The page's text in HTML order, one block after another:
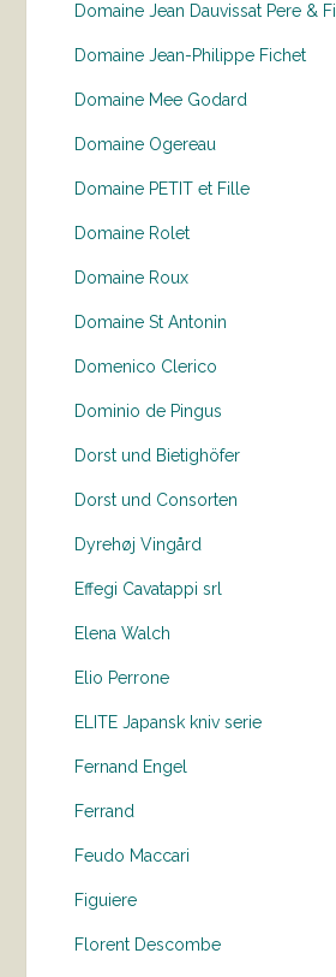
Domaine Jean Dauvissat Pere &
Domaine Jean-Philippe Fichet
Domaine Mee Godard
Domaine Ogereau
Domaine PETIT et Fille
Domaine Rolet
Domaine Roux
Domaine St Antonin
Domenico Clerico
Dominio de Pingus
Dorst und Bietighöfer
Dorst und Consorten
Dyrehøj Vingård
Effegi Cavatappi srl
Elena Walch
Elio Perrone
ELITE Japansk kniv serie
Fernand Engel
Ferrand
Feudo Maccari
Figuiere
Florent Descombe